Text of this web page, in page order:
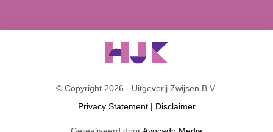
© Copyright 2026 - Uitgeverij Zwijsen B.V.
Privacy Statement| Disclaimer